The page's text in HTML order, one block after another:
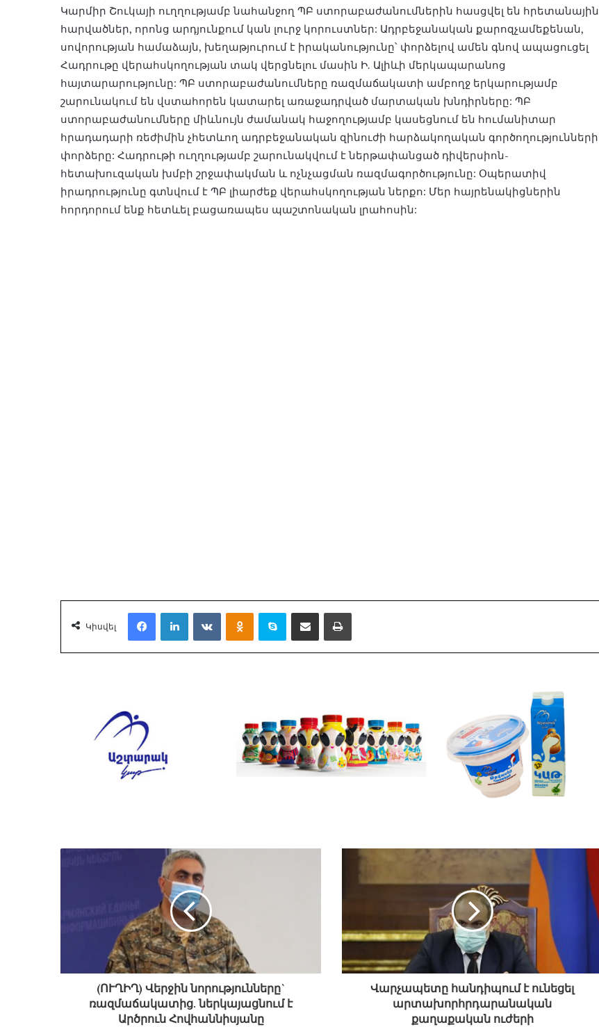
Կարմիր Շուկայի ուղղությամբ նահանջող ՊԲ ստորաբաժանումներին հասցվել են հրետանային
հարվածներ, որոնց արդյունքում կան լուրջ կորուստներ: Ադրբեջանական քարոզչամեքենան,
սովորության համաձայն, խեղաթյուրում է իրականությունը՝ փորձելով ամեն գնով ապացուցել
Հադրութը վերահսկողության տակ վերցնելու մասին Ի. Ալիևի մերկապարանոց
հայտարարությունը: ՊԲ ստորաբաժանումները ռազմաճակատի ամբողջ երկարությամբ
շարունակում են վստահորեն կատարել առաջադրված մարտական խնդիրները: ՊԲ
ստորաբաժանումները միևնույն ժամանակ հաջողությամբ կասեցնում են հումանիտար
հրադադարի ռեժիմին չհետևող ադրբեջանական զինուժի հարձակողական գործողությունների
փորձերը: Հադրութի ուղղությամբ շարունակվում է ներթափանցած դիվերսիոն-
հետախուզական խմբի շրջափակման և ոչնչացման ռազմագործությունը: Օպերատիվ
իրադրությունը գտնվում է ՊԲ լիարժեք վերահսկողության ներքո: Մեր հայրենակիցներին
հորդորում ենք հետևել բացառապես պաշտոնական լրահոսին:
Կիսվել
FacebookLinkedInVKontakteOdnoklassniki
Skype Share via Email Print
(ՈՒՂԻՂ) Վերջին նորությունները`
ռազմաճակատից. ներկայացնում է
Արծրուն Հովհաննիսյանը
Վարչապետը հանդիպում է ունեցել
արտախորհրդարանական
քաղաքական ուժերի